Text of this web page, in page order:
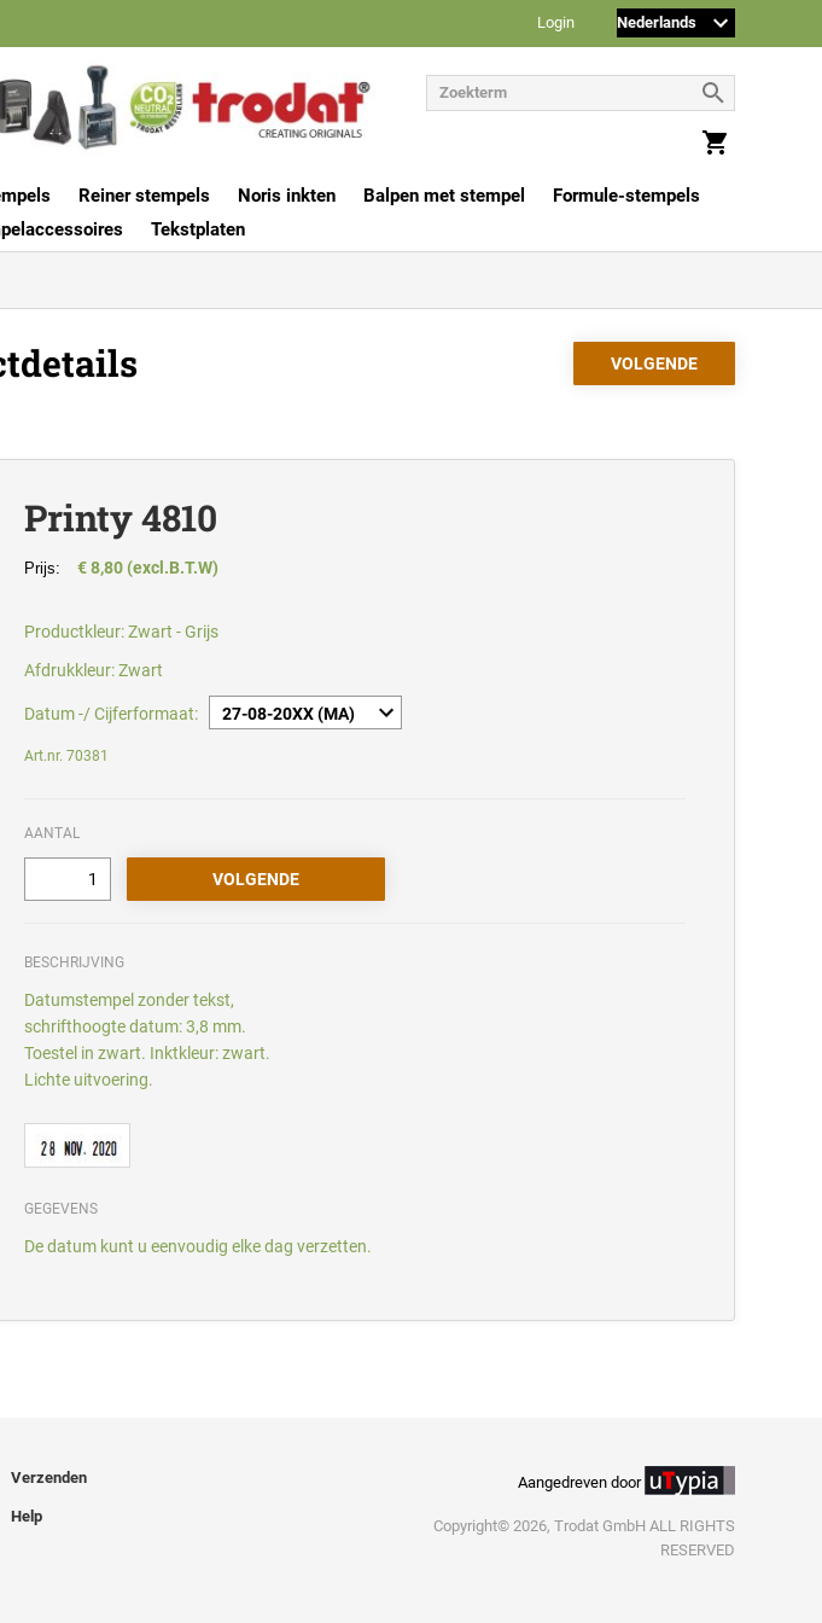
Login
Reiner stempels Noris inkten Balpen met stempel
Formule-stempels
Tekstplaten
Printy 4810
Prijs: € 8,80 (excl.B.T.W)
Productkleur:Zwart - Grijs
Afdrukkleur:Zwart
Datum -/ Cijferformaat:
Art.nr. 70381
AANTAL
BESCHRIJVING
Datumstempel zonder tekst,
schrifthoogte datum: 3,8 mm.
Toestel in zwart. Inktkleur: zwart.
Lichte uitvoering.
GEGEVENS
De datum kunt u eenvoudig elke dag verzetten.
Verzenden
Help
Aangedreven door
Copyright© 2026, Trodat GmbH ALL RIGHTS
RESERVED